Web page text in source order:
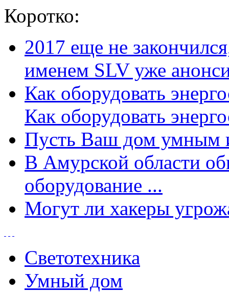
Коротко:
2017 еще не
именем SLV уже
Как оборудовать
Как оборудовать
Пусть Ваш дом умным
В Амурской области
оборудование ...
Могут ли хакеры
Светотехника
Умный дом